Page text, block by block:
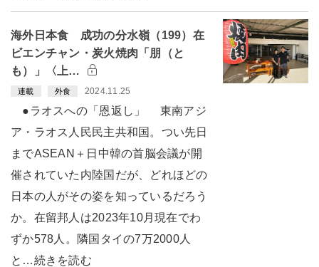
海外日本食 成功の分水嶺（199）在
ビエンチャン・炭火焼肉「朋（と
も）」〈上…
連載 外食 2024.11.25
●ラオスへの「恩返し」 東南アジ
ア・ラオス人民民主共和国。つい先日
までASEAN＋日中韓の首脳会議が開
催されていた内陸国だが、どれほどの
日本の人がその姿を知っているだろう
か。在留邦人は2023年10月現在でわ
ずか578人。隣国タイの7万2000人
と…続きを読む